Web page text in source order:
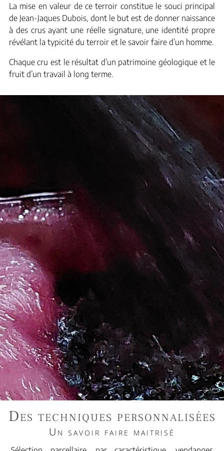
La mise en valeur de ce terroir constitue le souci principal
de Jean-Jaques Dubois, dont le but est de donner naissance
à des crus ayant une réelle signature, une identité propre
révélant la typicité du terroir et le savoir faire d’un homme.
Chaque cru est le résultat d’un patrimoine géologique et le
fruit d’un travail à long terme.
Des techniques personnalisées
Un savoir faire maitrisé